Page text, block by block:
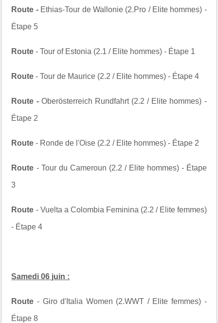
Route - Ethias-Tour de Wallonie (2.Pro / Elite hommes) -
Étape 5
Route- Tour of Estonia (2.1 / Elite hommes) - Étape 1
Route- Tour de Maurice (2.2 / Elite hommes) - Étape 4
Route - Oberösterreich Rundfahrt (2.2 / Elite hommes) -
Étape 2
Route- Ronde de l'Oise (2.2 / Elite hommes) - Étape 2
Route - Tour du Cameroun (2.2 / Elite hommes) - Étape
3
Route - Vuelta a Colombia Feminina (2.2 / Elite femmes)
- Étape 4
Samedi 06 juin :
Route - Giro d'Italia Women (2.WWT / Elite femmes) -
Étape 8